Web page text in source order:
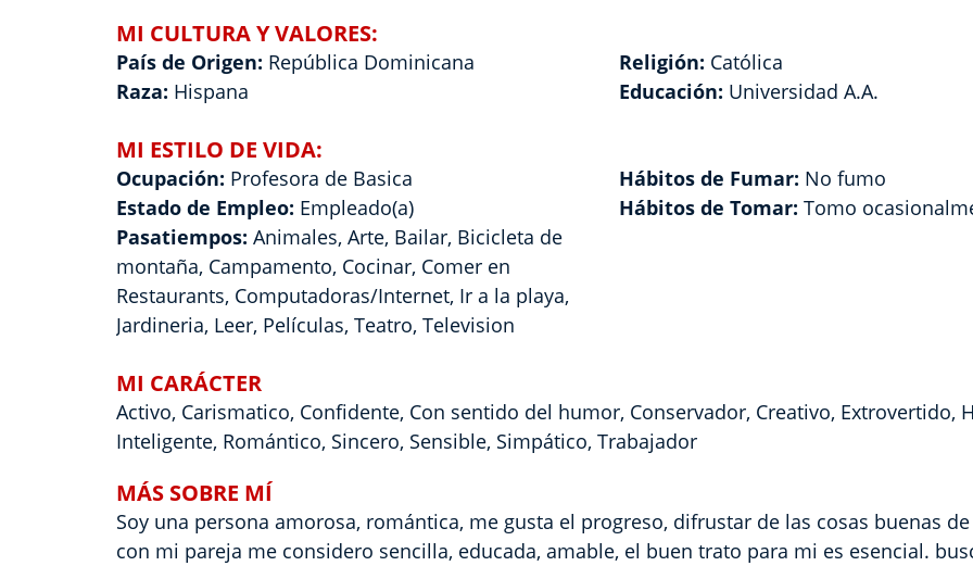
MI CULTURA Y VALORES:
País de Origen: República Dominicana
Raza: Hispana
Religión: Católica
Educación: Universidad A.A.
MI ESTILO DE VIDA:
Ocupación: Profesora de Basica
Estado de Empleo: Empleado(a)
Pasatiempos: Animales, Arte, Bailar, Bicicleta de
montaña, Campamento, Cocinar, Comer en
Restaurants, Computadoras/Internet, Ir a la playa,
Jardineria, Leer, Películas, Teatro, Television
Hábitos de Fumar: No fumo
Hábitos de Tomar: Tomo
MI CARÁCTER
Activo, Carismatico, Confidente, Con sentido del humor, Conservador, Creativo, Extrovertido,
Inteligente, Romántico, Sincero, Sensible, Simpático, Trabajador
MÁS SOBRE MÍ
Soy una persona amorosa, romántica, me gusta el progreso, difrustar de las cosas buenas
con mi pareja me considero sencilla, educada, amable, el buen trato para mi es esencial.